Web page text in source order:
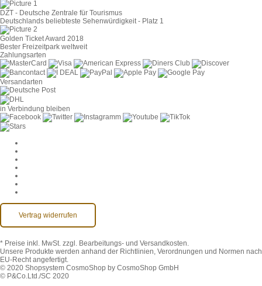
DZT - Deutsche Zentrale für Tourismus
Deutschlands beliebteste Sehenwürdigkeit - Platz 1
Golden Ticket Award 2018
Bester Freizeitpark weltweit
Zahlungsarten
Versandarten
in Verbindung bleiben
Vertrag widerrufen
* Preise inkl. MwSt. zzgl. Bearbeitungs- und Versandkosten.
Unsere Produkte werden anhand der Richtlinien, Verordnungen und Normen nach
EU-Recht angefertigt.
© 2020 Shopsystem CosmoShop by CosmoShop GmbH
© P&Co.Ltd./SC 2020